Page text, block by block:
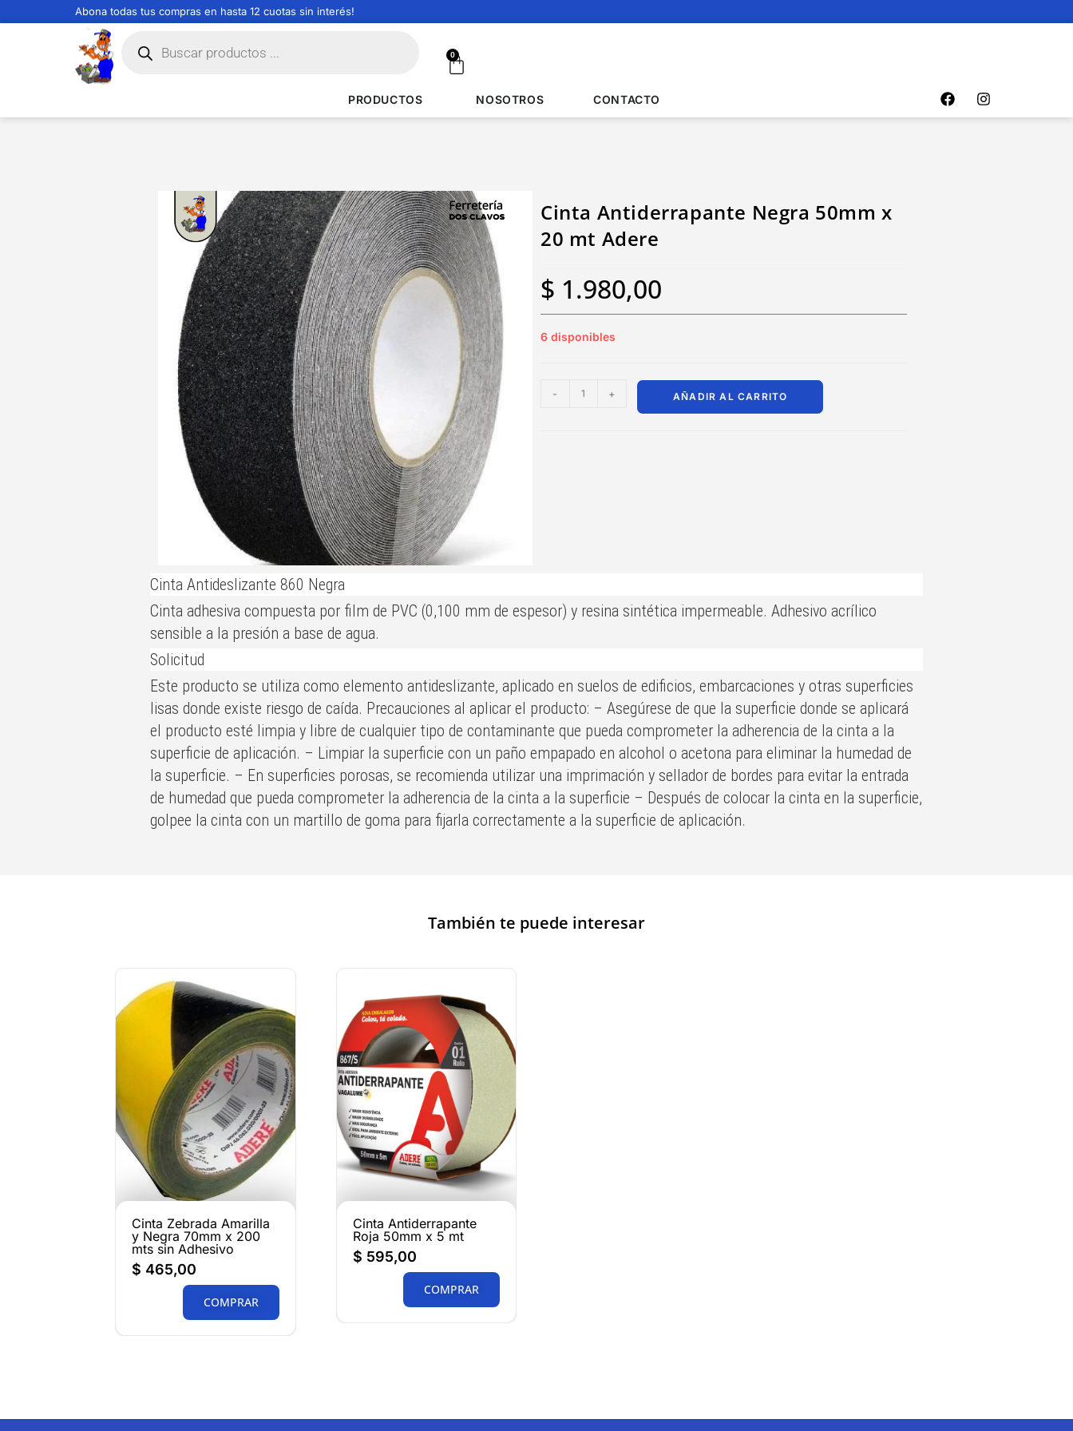
Abona todas tus compras en hasta 12 cuotas sin interés!
0
PRODUCTOS NOSOTROS CONTACTO
Cinta Antiderrapante Negra 50mm x
20 mt Adere
$ 1.980,00
6 disponibles
- + AÑADIR AL CARRITO
Cinta Antideslizante 860 Negra
Cinta adhesiva compuesta por film de PVC (0,100 mm de espesor) y resina sintética impermeable. Adhesivo acrílico
sensible a la presión a base de agua.
Solicitud
Este producto se utiliza como elemento antideslizante, aplicado en suelos de edificios, embarcaciones y otras superficies
lisas donde existe riesgo de caída. Precauciones al aplicar el producto: – Asegúrese de que la superficie donde se aplicará
el producto esté limpia y libre de cualquier tipo de contaminante que pueda comprometer la adherencia de la cinta a la
superficie de aplicación. – Limpiar la superficie con un paño empapado en alcohol o acetona para eliminar la humedad de
la superficie. – En superficies porosas, se recomienda utilizar una imprimación y sellador de bordes para evitar la entrada
de humedad que pueda comprometer la adherencia de la cinta a la superficie – Después de colocar la cinta en la superficie,
golpee la cinta con un martillo de goma para fijarla correctamente a la superficie de aplicación.
También te puede interesar
Cinta Zebrada Amarilla
y Negra 70mm x 200
mts sin Adhesivo
$ 465,00
COMPRAR
Cinta Antiderrapante
Roja 50mm x 5 mt
$ 595,00
COMPRAR